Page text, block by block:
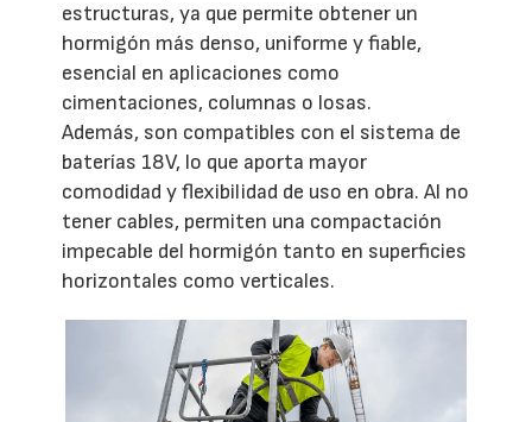
estructuras, ya que permite obtener un
hormigón más denso, uniforme y fiable,
esencial en aplicaciones como
cimentaciones, columnas o losas.
Además, son compatibles con el sistema de
baterías 18V, lo que aporta mayor
comodidad y flexibilidad de uso en obra. Al no
tener cables, permiten una compactación
impecable del hormigón tanto en superficies
horizontales como verticales.